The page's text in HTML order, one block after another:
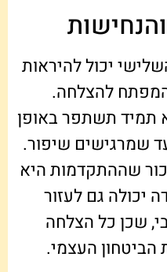
יכול להיראות
להצלחה.
תמיד תשתפר באופן
עד שמרגישים שיפור.
שההתקדמות היא
יכולה גם לעזור
שכן כל הצלחה
העצמי.